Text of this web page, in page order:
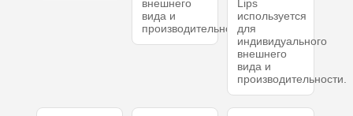
внешнего
вида и
производительности.
Lips
используется
для
индивидуального
внешнего
вида и
производительности.